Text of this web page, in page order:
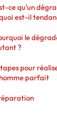
ce qu’un
est-il
le
?
pour
parfait